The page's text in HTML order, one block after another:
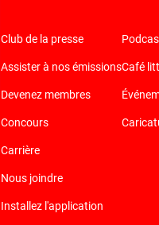
Club de la presse
Assister à nos émissions
Devenez membres
Concours
Carrière
Nous joindre
Installez l'application
Café